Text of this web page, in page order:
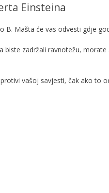
Einsteina
B. Mašta će vas odvesti gdje
biste zadržali ravnotežu,
vašoj savjesti, čak ako to